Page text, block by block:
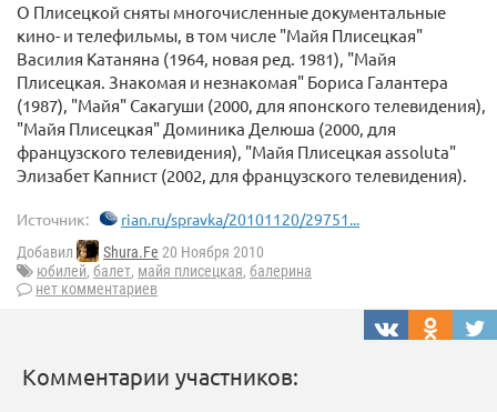
О Плисецкой сняты многочисленные документальные
кино- и телефильмы, в том числе "Майя Плисецкая"
Василия Катаняна (1964, новая ред. 1981), "Майя
Плисецкая. Знакомая и незнакомая" Бориса Галантера
(1987), "Майя" Сакагуши (2000, для японского телевидения),
"Майя Плисецкая" Доминика Делюша (2000, для
французского телевидения), "Майя Плисецкая assoluta"
Элизабет Капнист (2002, для французского телевидения).
Источник: rian.ru/spravka/20101120/29751...
Добавил Shura.Fe 20 Ноября 2010
юбилей, балет, майя плисецкая, балерина
нет комментариев
Комментарии участников: